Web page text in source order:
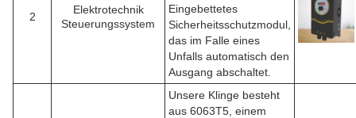
2
Elektrotechnik
Steuerungssystem
Eingebettetes
Sicherheitsschutzmodul,
das im Falle eines
Unfalls automatisch den
Ausgang abschaltet.
Unsere Klinge besteht
aus 6063T5, einem